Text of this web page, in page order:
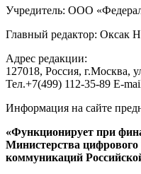
Учредитель: ООО
Главный редактор: Оксак
Адрес редакции:
127018, Россия, г.Москва,
Тел.+7(499) 112-35-89 E-
Информация на сайте
«Функционирует при
Министерства
коммуникаций